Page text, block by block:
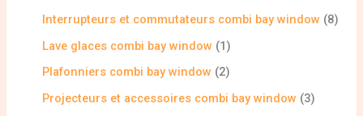
Interrupteurs et commutateurs combi bay window
8
Lave glaces combi bay window
1
Plafonniers combi bay window
2
Projecteurs et accessoires combi bay window
3